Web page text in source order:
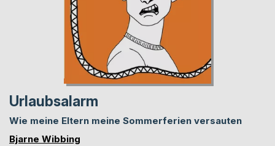
Urlaubsalarm
Wie meine Eltern meine Sommerferien versauten
Bjarne Wibbing